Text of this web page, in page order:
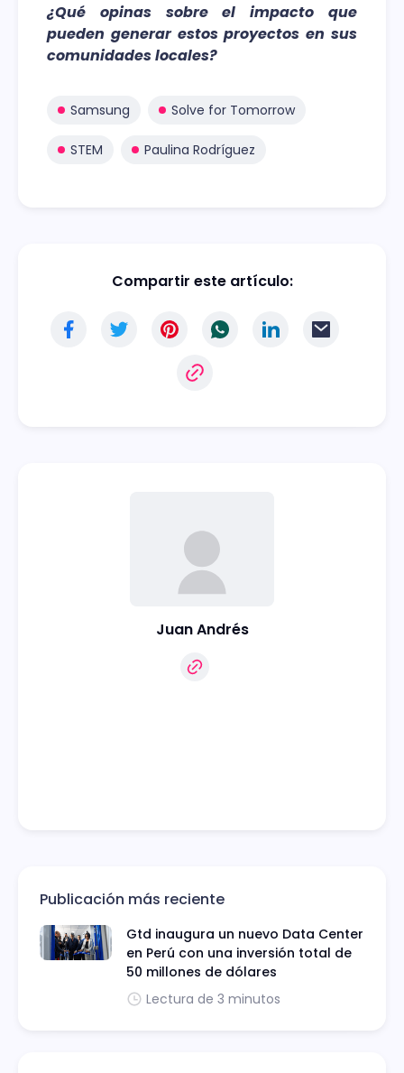
¿Qué opinas sobre el impacto que
pueden generar estos proyectos en sus
comunidades locales?
Samsung Solve for Tomorrow
STEM Paulina Rodríguez
Compartir este artículo:
Juan Andrés
Publicación más reciente
Gtd inaugura un nuevo Data Center
en Perú con una inversión total de
50 millones de dólares
Lectura de 3 minutos